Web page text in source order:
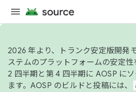
2026 年より、トランク安定版開発
ステムのプラットフォームの安定
2 四半期と第 4 四半期に AOSP に
ます。AOSP のビルドと投稿には、